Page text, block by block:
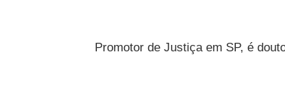
Promotor de Justiça em SP, é